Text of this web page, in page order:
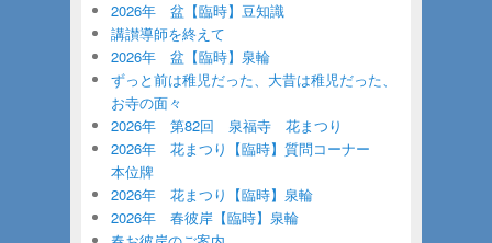
2026年 盆【臨時】豆知識
講讃導師を終えて
2026年 盆【臨時】泉輪
ずっと前は稚児だった、大昔は稚児だった、
お寺の面々
2026年 第82回 泉福寺 花まつり
2026年 花まつり【臨時】質問コーナー
本位牌
2026年 花まつり【臨時】泉輪
2026年 春彼岸【臨時】泉輪